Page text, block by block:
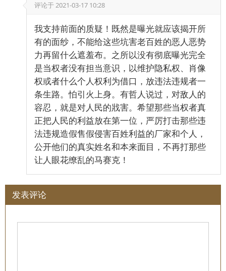
评论于2021-03-17 10:28
我支持前面的质疑！既然是曝光就应该揭开所
有的面纱，不能给这些坑害老百姓的恶人恶势
力再留什么遮羞布。之所以没有彻底曝光完全
是当权者没有担当意识，以维护隐私权、肖像
权或者什么个人权利为借口，放违法违规者一
条生路。怕引火上身。有哲人说过，对敌人的
容忍，就是对人民的戕害。希望那些当权者真
正把人民的利益放在第一位，严厉打击那些违
法违规造假售假侵害百姓利益的厂家和个人，
公开他们的真实姓名和本来面目，不再打那些
让人眼花缭乱的马赛克！
发表评论